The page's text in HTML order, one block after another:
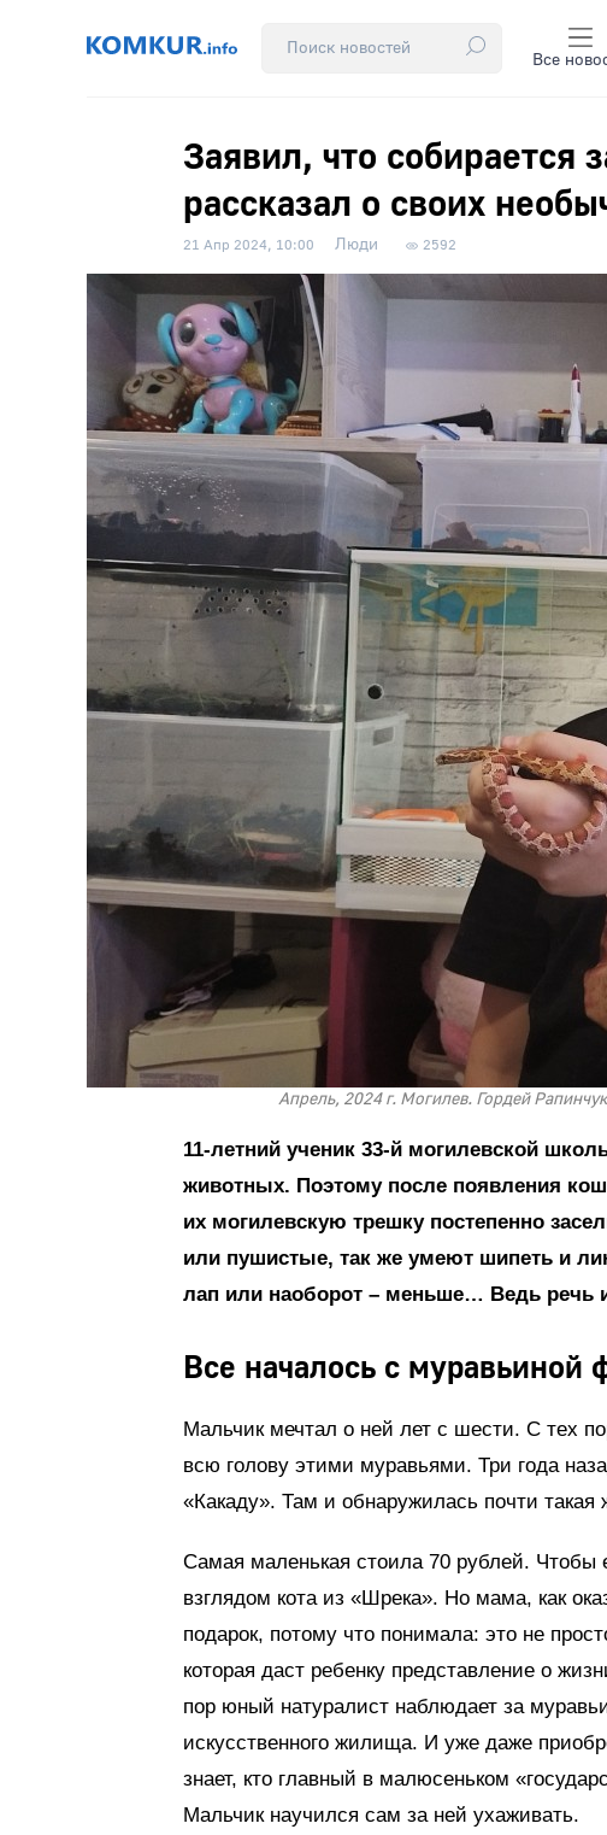
Все
Заявил, что собирается
рассказал о своих
21 Апр 2024, 10:00 Люди 2592
Апрель, 2024 г. Могилев. Гордей
11-летний ученик 33-й могилевской
животных. Поэтому после появления
их могилевскую трешку постепенно
или пушистые, так же умеют шипеть и
лап или наоборот – меньше… Ведь речь
Все началось с муравьиной
Мальчик мечтал о ней лет с шести. С тех
всю голову этими муравьями. Три года
«Какаду». Там и обнаружилась почти
Самая маленькая стоила 70 рублей.
взглядом кота из «Шрека». Но мама, как
подарок, потому что понимала: это не
которая даст ребенку представление о
пор юный натуралист наблюдает за
искусственного жилища. И уже даже
знает, кто главный в малюсеньком
Мальчик научился сам за ней ухаживать.